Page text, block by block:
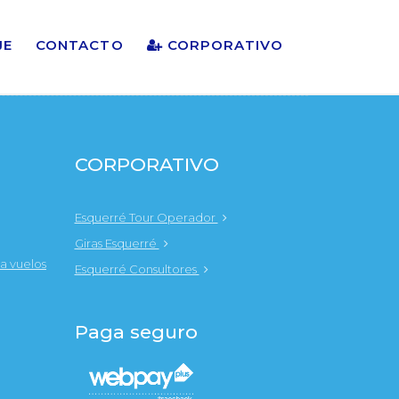
CONTACTO CORPORATIVO
vuelos
CORPORATIVO
Esquerré Tour Operador
Giras Esquerré
Esquerré Consultores
Paga seguro